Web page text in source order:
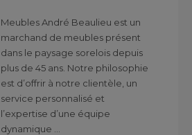
Meubles André Beaulieu est un
marchand de meubles présent
dans le paysage sorelois depuis
plus de 45 ans. Notre philosophie
est d’offrir à notre clientèle, un
service personnalisé et
l’expertise d’une équipe
dynamique …